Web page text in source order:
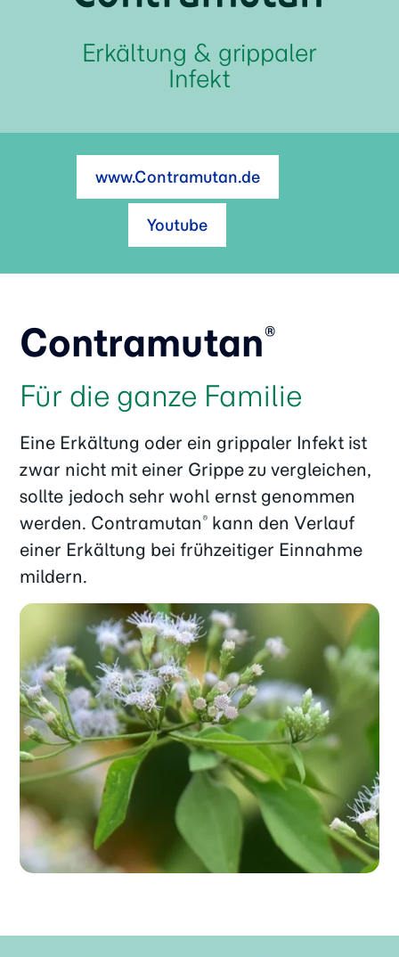
Erkältung & grippaler
Infekt
www.Contramutan.de
Youtube
Contramutan®
Für die ganze Familie
Eine Erkältung oder ein grippaler Infekt ist
zwar nicht mit einer Grippe zu vergleichen,
sollte jedoch sehr wohl ernst genommen
werden. Contramutan ® kann den Verlauf
einer Erkältung bei frühzeitiger Einnahme
mildern.